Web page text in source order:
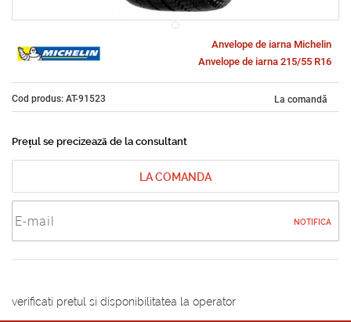
Anvelope de iarna Michelin
Anvelope de iarna 215/55 R16
Cod produs: AT-91523 La comandă
Prețul se precizează de la consultant
LA COMANDA
NOTIFICA
verificati pretul si disponibilitatea la operator